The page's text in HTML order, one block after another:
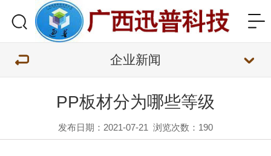
企业新闻
PP板材分为哪些等级
发布日期：2021-07-21 浏览次数： 190